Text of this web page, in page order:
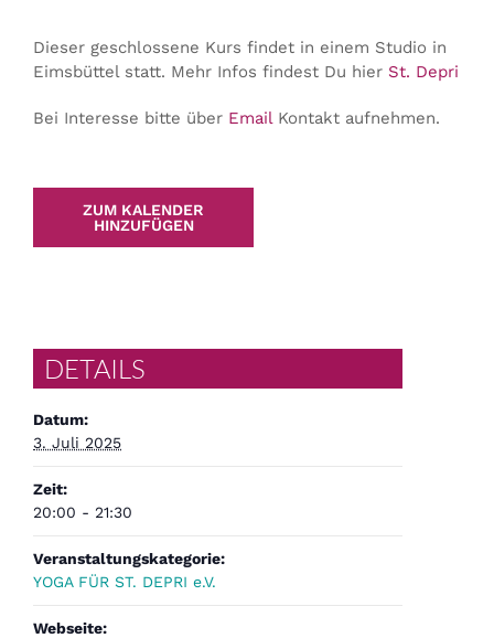
Dieser geschlossene Kurs findet in einem Studio in
Eimsbüttel statt. Mehr Infos findest Du hier St. Depri
Bei Interesse bitte über EmailKontakt aufnehmen.
ZUM KALENDER
HINZUFÜGEN
DETAILS
Datum:
3. Juli 2025
Zeit:
20:00 - 21:30
Veranstaltungskategorie:
YOGA FÜR ST. DEPRI e.V.
Webseite: